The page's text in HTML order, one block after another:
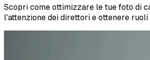
Scopri come ottimizzare le tue foto di
l'attenzione dei direttori e ottenere ruoli